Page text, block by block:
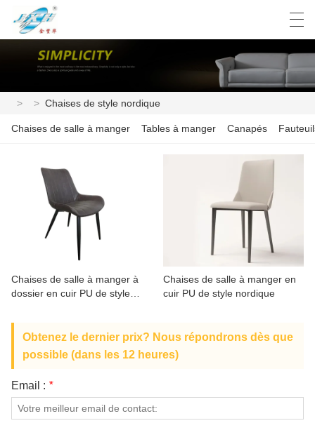
العربية Deutsch Español
> > Chaises de style nordique
Chaises de salle à manger Tables à manger Canapés
Chaises de salle à manger à
dossier en cuir PU de style
Chaises de salle à manger en
cuir PU de style nordique
Obtenez le dernier prix? Nous répondrons dès que
possible (dans les 12 heures)
Email : *